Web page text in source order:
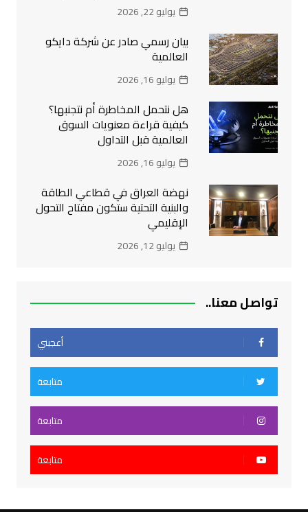
يوليو 22, 2026
بيان رسمي صادر عن شركة دايكو
العالمية
يوليو 16, 2026
هل نتحمل المخاطرة أم نتجنبها؟
كيفية قراءة معنويات السوق
العالمية قبل التداول
يوليو 16, 2026
نهضة العراق في قطاعي الطاقة
والبنية التحتية ستكون مفتاح التحول
الإقليمي
يوليو 12, 2026
تواصل معنا..
أعجبني
متابعة
متابعة
متابعة